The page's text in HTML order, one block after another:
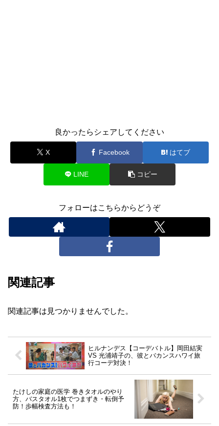
良かったらシェアしてください
X Facebook はてブ
LINE コピー
フォローはこちらからどうぞ
関連記事
関連記事は見つかりませんでした。
ヒルナンデス【コーデバトル】岡田結実
VS 光浦靖子の、彼とバカンスハワイ旅
行コーデ対決！
たけしの家庭の医学 巻きタオルのやり
方、バスタオル1枚でつまずき・転倒予
防！歩幅検査方法も！